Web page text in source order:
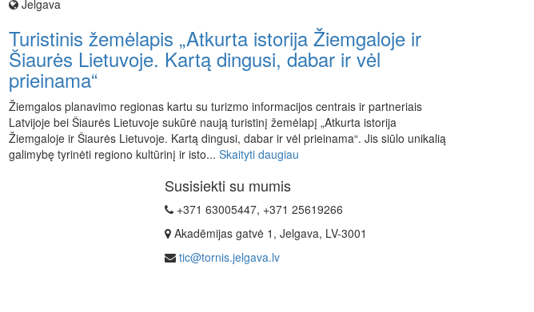
Jelgava
Turistinis žemėlapis „Atkurta istorija Žiemgaloje ir
Šiaurės Lietuvoje. Kartą dingusi, dabar ir vėl
prieinama“
Žiemgalos planavimo regionas kartu su turizmo informacijos centrais ir partneriais
Latvijoje bei Šiaurės Lietuvoje sukūrė naują turistinį žemėlapį „Atkurta istorija
Žiemgaloje ir Šiaurės Lietuvoje. Kartą dingusi, dabar ir vėl prieinama“. Jis siūlo unikalią
galimybę tyrinėti regiono kultūrinį ir isto... Skaityti daugiau
Susisiekti su mumis
+371 63005447, +371 25619266
Akadēmijas gatvė 1, Jelgava, LV-3001
tic@tornis.jelgava.lv